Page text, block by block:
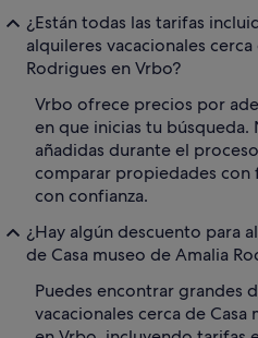
¿Están todas las tarifas
alquileres vacacionales
Rodrigues en Vrbo?
Vrbo ofrece precios por
en que inicias tu búsqueda.
añadidas durante el
comparar propiedades
con confianza.
¿Hay algún descuento para
de Casa museo de Amalia
Puedes encontrar grandes
vacacionales cerca de